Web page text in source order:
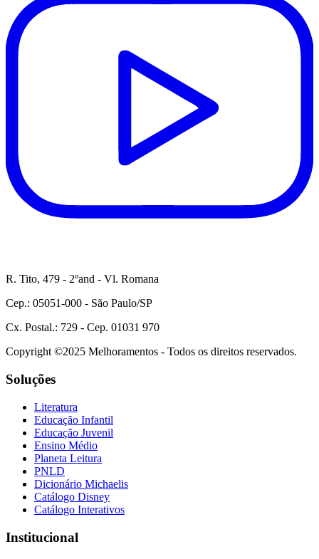
R. Tito, 479 - 2ºand - Vl. Romana
Cep.: 05051-000 - São Paulo/SP
Cx. Postal.: 729 - Cep. 01031 970
Copyright ©2025 Melhoramentos - Todos os direitos reservados.
Soluções
Literatura
Educação Infantil
Educação Juvenil
Ensino Médio
Planeta Leitura
PNLD
Dicionário Michaelis
Catálogo Disney
Catálogo Interativos
Institucional